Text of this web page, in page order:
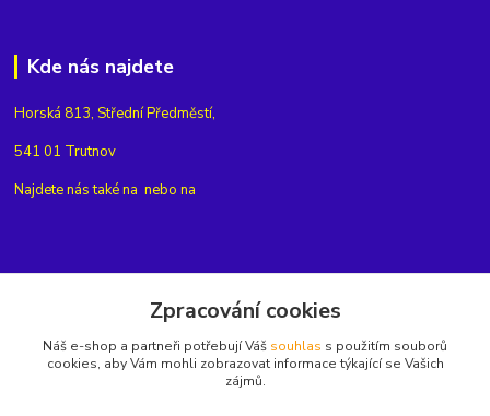
Kde nás najdete
Horská 813, Střední Předměstí,
541 01 Trutnov
Najdete nás také na nebo na
+420775654704
Zpracování cookies
Náš e-shop a partneři potřebují Váš souhlas s použitím souborů
cookies, aby Vám mohli zobrazovat informace týkající se Vašich
zájmů.